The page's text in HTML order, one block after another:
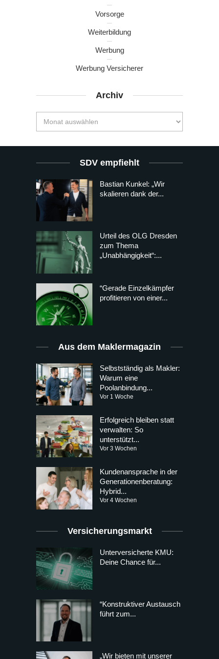
Vorsorge
Weiterbildung
Werbung
Werbung Versicherer
Archiv
SDV empfiehlt
Bastian Kunkel: „Wir
skalieren dank der...
Urteil des OLG Dresden
zum Thema
„Unabhängigkeit“:...
“Gerade Einzelkämpfer
profitieren von einer...
Aus dem Maklermagazin
Selbstständig als Makler:
Warum eine
Poolanbindung...
Vor 1 Woche
Erfolgreich bleiben statt
verwalten: So
unterstützt...
Vor 3 Wochen
Kundenansprache in der
Generationenberatung:
Hybrid...
Vor 4 Wochen
Versicherungsmarkt
Unterversicherte KMU:
Deine Chance für...
“Konstruktiver Austausch
führt zum...
„Wir bieten mit unserer